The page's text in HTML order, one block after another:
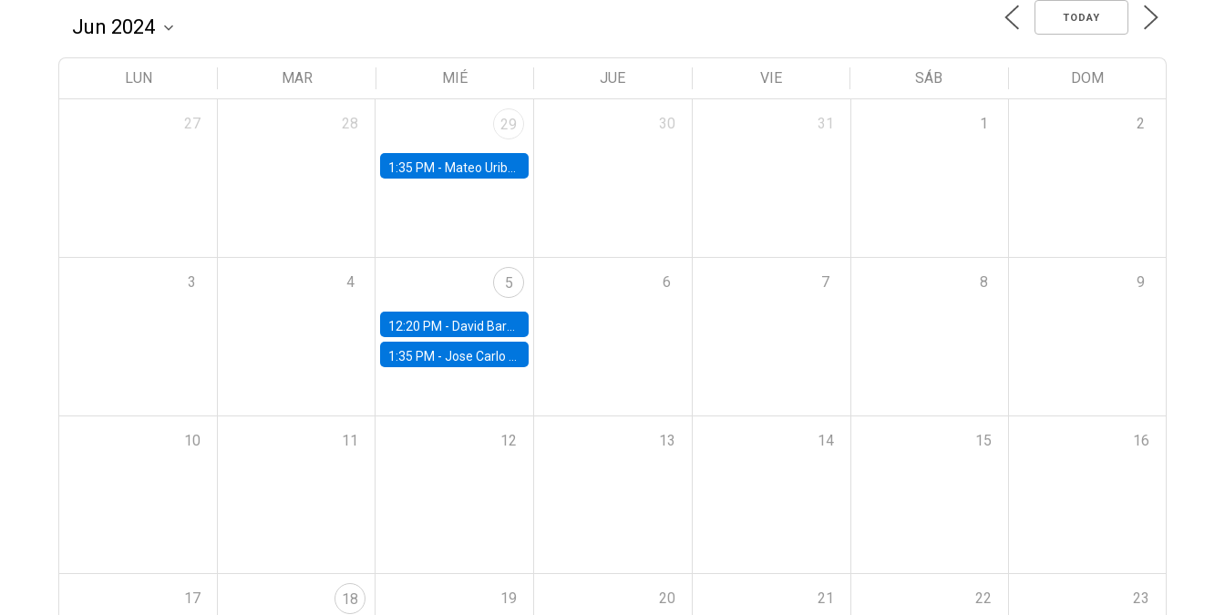
TODAY
LUN MAR MIÉ JUE VIE SÁB DOM
27 28 29
1:35 PM - Mateo Uribe-Castro, Universidad de los Andes (Colombia)
30 31 1 2
3 4 5
12:20 PM - David Bardey, Universidad de los Andes - CEDE
1:35 PM -Jose Carlo Bermudez, UC (ME) & World Bank
6 7 8 9
10 11 12 13 14 15 16
17 18 19 20 21 22 23